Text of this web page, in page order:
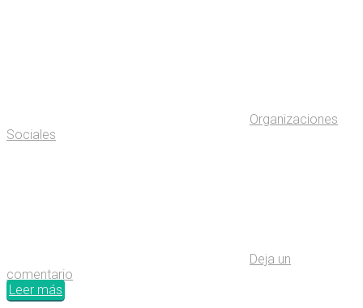
Organizaciones
Sociales
Deja un
comentario
Leer más